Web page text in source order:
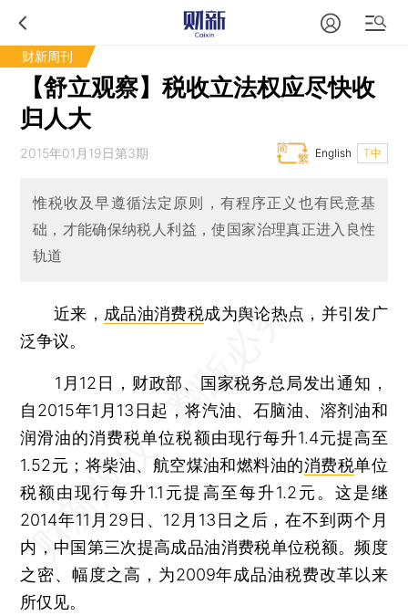
财新周刊
【舒立观察】税收立法权应尽快收
归人大
2015年01月19日第3期 T中
English
惟税收及早遵循法定原则，有程序正义也有民意基
础，才能确保纳税人利益，使国家治理真正进入良性
轨道
近来， 成品油消费税成为舆论热点，并引发广
泛争议。
1月12日，财政部、国家税务总局发出通知，
自2015年1月13日起，将汽油、石脑油、溶剂油和
润滑油的消费税单位税额由现行每升1.4元提高至
1.52元；将柴油、航空煤油和燃料油的消费税单位
税额由现行每升1.1元提高至每升1.2元。这是继
2014年11月29日、12月13日之后，在不到两个月
内，中国第三次提高成品油消费税单位税额。频度
之密、幅度之高，为2009年成品油税费改革以来
所仅见。